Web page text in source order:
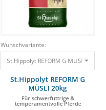
Wunschvariante:
St.Hippolyt REFORM G MÜSLI
St.Hippolyt REFORM G
MÜSLI 20kg
Für schwerfuttrige &
temperamentvolle Pferde